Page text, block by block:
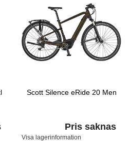
Scott Silence eRide 20 Men
Pris saknas
Visa lagerinformation